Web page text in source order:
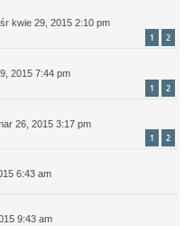
śr kwie 29, 2015 2:10 pm
1 2
2015 7:44 pm
1 2
26, 2015 3:17 pm
1 2
6:43 am
9:43 am